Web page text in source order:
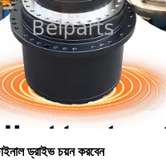
চীনে সেরা হাইড্রোলিক